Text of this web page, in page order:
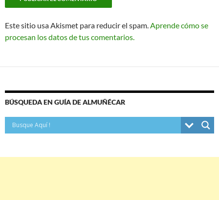
Este sitio usa Akismet para reducir el spam. Aprende cómo se
procesan los datos de tus comentarios.
BÚSQUEDA EN GUÍA DE ALMUÑÉCAR